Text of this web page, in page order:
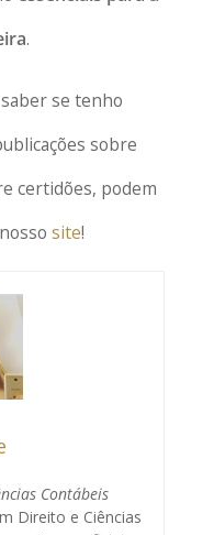
.
se tenho
sobre
certidões, podem
site!
Contábeis
Direito e Ciências